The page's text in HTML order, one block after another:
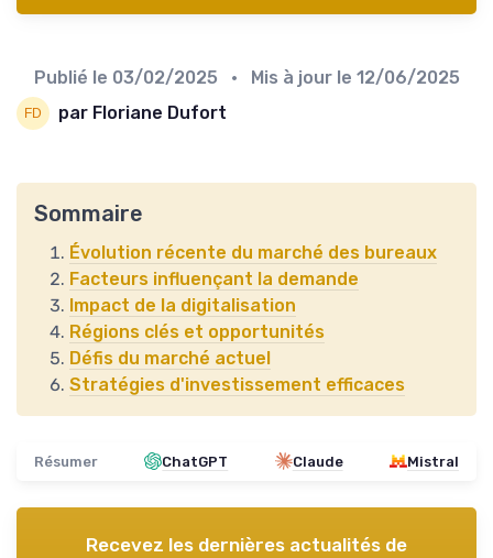
Publié le 03/02/2025 • Mis à jour le 12/06/2025
par Floriane Dufort
Sommaire
Évolution récente du marché des bureaux
Facteurs influençant la demande
Impact de la digitalisation
Régions clés et opportunités
Défis du marché actuel
Stratégies d'investissement efficaces
Résumer ChatGPT Claude Mistral
Recevez les dernières actualités de